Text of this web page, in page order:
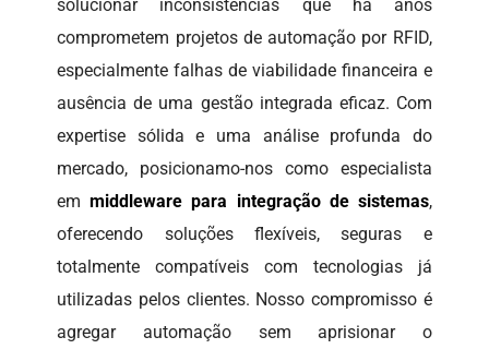
solucionar inconsistências que há anos
comprometem projetos de automação por RFID,
especialmente falhas de viabilidade financeira e
ausência de uma gestão integrada eficaz. Com
expertise sólida e uma análise profunda do
mercado, posicionamo-nos como especialista
emmiddleware para integração de sistemas,
oferecendo soluções flexíveis, seguras e
totalmente compatíveis com tecnologias já
utilizadas pelos clientes. Nosso compromisso é
agregar automação sem aprisionar o